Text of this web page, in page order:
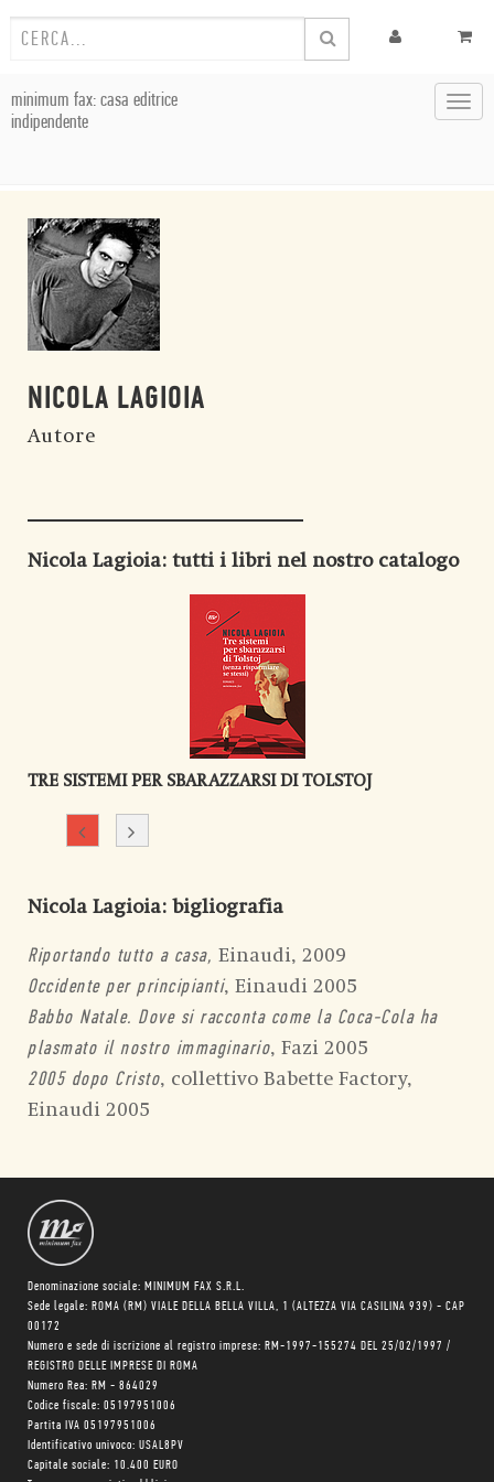
minimum fax: casa editrice
indipendente
NICOLA LAGIOIA
Autore
Nicola Lagioia: tutti i libri nel nostro catalogo
TRE SISTEMI PER SBARAZZARSI DI TOLSTOJ
Nicola Lagioia: bigliografia
Riportando tutto a casa, Einaudi, 2009
Occidente per principianti, Einaudi 2005
Babbo Natale. Dove si racconta come la Coca-Cola ha
plasmato il nostro immaginario, Fazi 2005
2005 dopo Cristo, collettivo Babette Factory,
Einaudi 2005
Denominazione sociale: MINIMUM FAX S.R.L.
Sede legale: ROMA (RM) VIALE DELLA BELLA VILLA, 1 (ALTEZZA VIA CASILINA 939) - CAP
00172
Numero e sede di iscrizione al registro imprese: RM-1997-155274 DEL 25/02/1997 /
REGISTRO DELLE IMPRESE DI ROMA
Numero Rea: RM - 864029
Codice fiscale: 05197951006
Partita IVA 05197951006
Identificativo univoco: USAL8PV
Capitale sociale: 10.400 EURO